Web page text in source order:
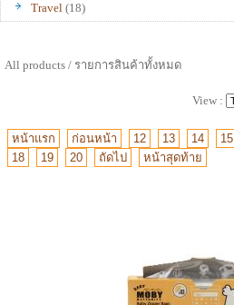
Travel (18)
All products / รายการสินค้าทั้งหมด
View :
หน้าแรก ก่อนหน้า 12 13 14 15
18
19 20 ถัดไป หน้าสุดท้าย